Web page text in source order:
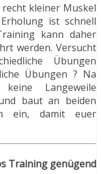
kleiner Muskel
ist schnell
kann daher
werden. Versucht
Übungen
Übungen ? Na
Langeweile
baut an beiden
ein, damit euer
Training genügend